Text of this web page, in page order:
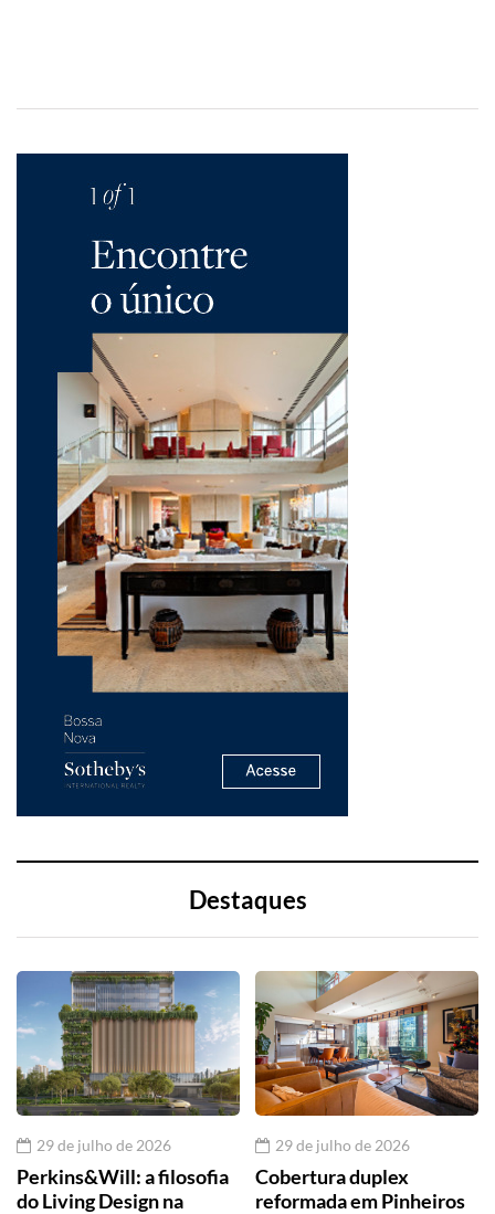
Destaques
29 de julho de 2026
Perkins&Will: a filosofia
do Living Design na
29 de julho de 2026
Cobertura duplex
reformada em Pinheiros